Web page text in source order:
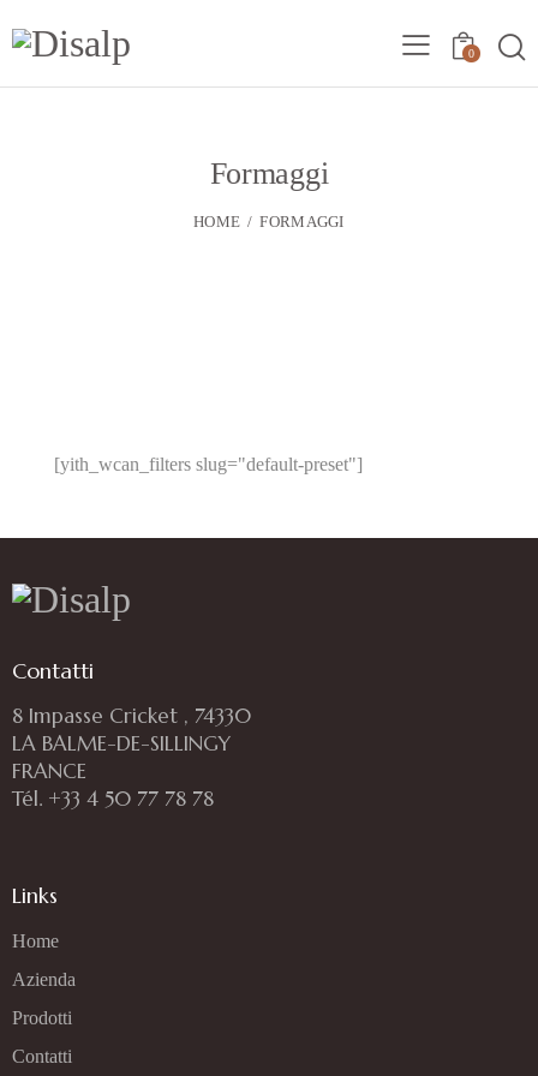
0
Formaggi
HOME FORMAGGI
[yith_wcan_filters slug="default-preset"]
Contatti
8 Impasse Cricket , 74330
LA BALME-DE-SILLINGY
FRANCE
Tél. +33 4 50 77 78 78
Links
Home
Azienda
Prodotti
Contatti